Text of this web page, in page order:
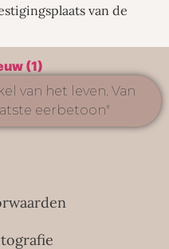
van de
van het leven. Van
eerbetoon"